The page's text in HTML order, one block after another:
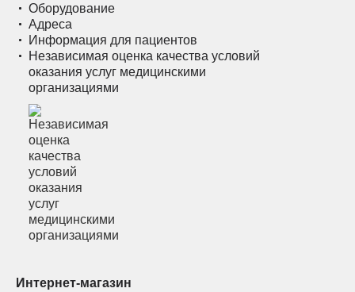
Оборудование
Адреса
Информация для пациентов
Независимая оценка качества условий
оказания услуг медицинскими
организациями
Интернет-магазин